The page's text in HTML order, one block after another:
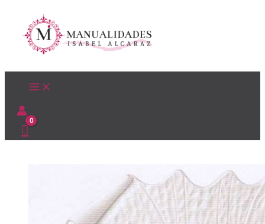
contenido